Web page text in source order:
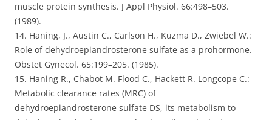
muscle protein synthesis. J Appl Physiol. 66:498–503.
(1989).
14. Haning, J., Austin C., Carlson H., Kuzma D., Zwiebel W.:
Role of dehydroepiandrosterone sulfate as a prohormone.
Obstet Gynecol. 65:199–205. (1985).
15. Haning R., Chabot M. Flood C., Hackett R. Longcope C.:
Metabolic clearance rates (MRC) of
dehydroepiandrosterone sulfate DS, its metabolism to